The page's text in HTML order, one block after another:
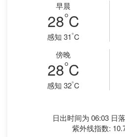
早晨
28°C
感知 31°C
傍晚
28°C
感知 32°C
日出时间为 06:03 日
紫外线指数: